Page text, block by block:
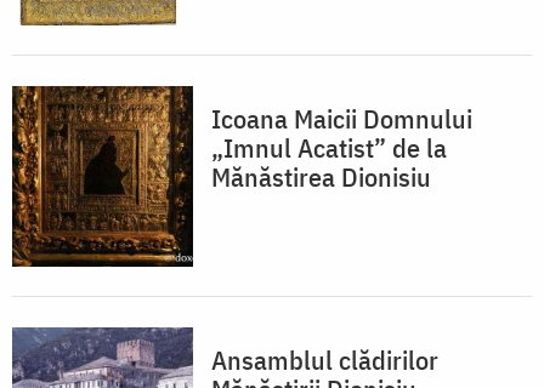
Icoana Maicii Domnului
„Imnul Acatist” de la
Mănăstirea Dionisiu
Ansamblul clădirilor